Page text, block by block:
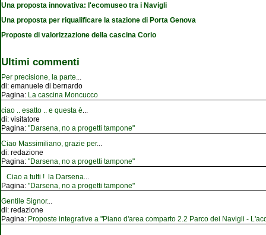
Una proposta innovativa: l'ecomuseo tra i Navigli
Una proposta per riqualificare la stazione di Porta Genova
Proposte di valorizzazione della cascina Corio
Ultimi commenti
Per precisione, la parte
di: emanuele di bernardo
Pagina: La cascina Moncucco
ciao .. esatto .. e questa è
di: visitatore
Pagina: "Darsena, no a progetti tampone"
Ciao Massimiliano, grazie per...
di: redazione
Pagina: "Darsena, no a progetti tampone"
Ciao a tutti ! la Darsena
Pagina: "Darsena, no a progetti tampone"
Gentile Signor...
di: redazione
Pagina: Proposte integrative a "Piano d'area comparto 2.2 Parco dei Navigli -